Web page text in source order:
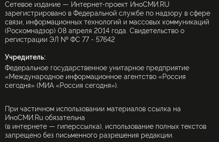
Сетевое издание — Интернет-проект ИноСМИ.RU
зарегистрировано в Федеральной службе по надзору в сфере
связи, информационных технологий и массовых коммуникаций
(Роскомнадзор) 08 апреля 2014 года. Свидетельство о
регистрации ЭЛ № ФС 77 - 57642
Учредитель:
Федеральное государственное унитарное предприятие
«Международное информационное агентство «Россия
сегодня» (МИА «Россия сегодня»).
При частичном использовании материалов ссылка на
ИноСМИ.Ru обязательна
(в интернете — гиперссылка), использование полных текстов
запрещено без письменного разрешения редакции.